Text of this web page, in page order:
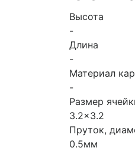
Высота
-
Длина
-
Материал
-
Размер
3.2x3.2
Пруток,
0.5мм